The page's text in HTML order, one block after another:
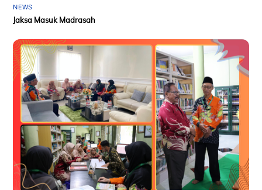
NEWS
Jaksa Masuk Madrasah